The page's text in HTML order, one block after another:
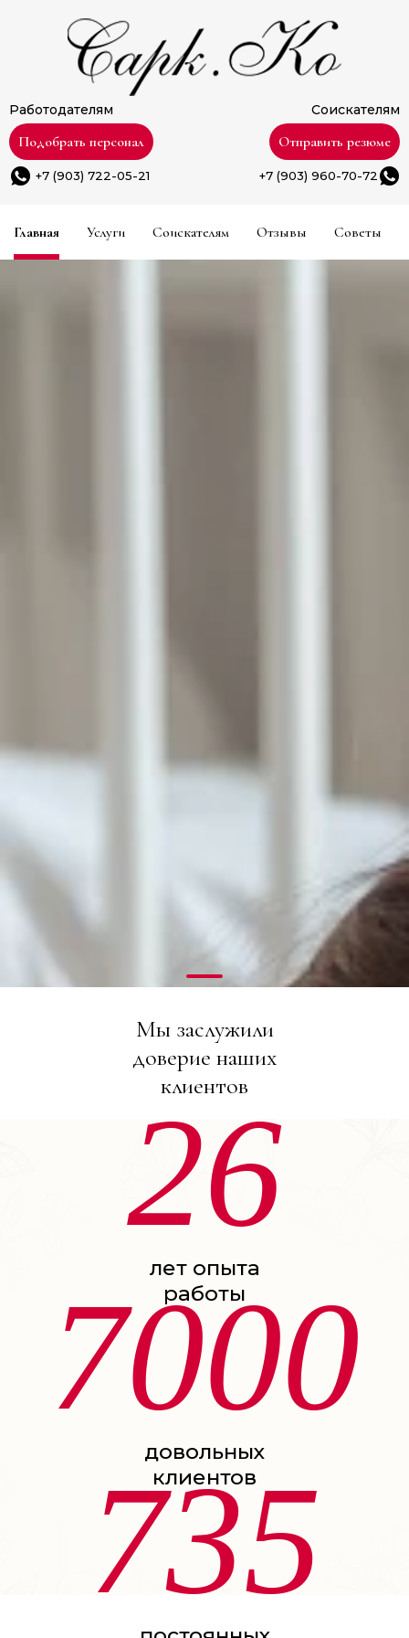
Работодателям
Подобрать персонал
+7 (903) 722-05-21
Соискателям
Отправить резюме
+7 (903) 960-70-72
Главная Услуги Соискателям Отзывы Советы
Мы заслужили
доверие наших
клиентов
26
лет опыта
работы
7000
довольных
клиентов
735